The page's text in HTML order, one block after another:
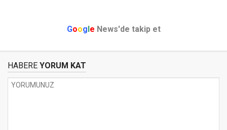
Google News'de takip et
HABERE YORUM KAT